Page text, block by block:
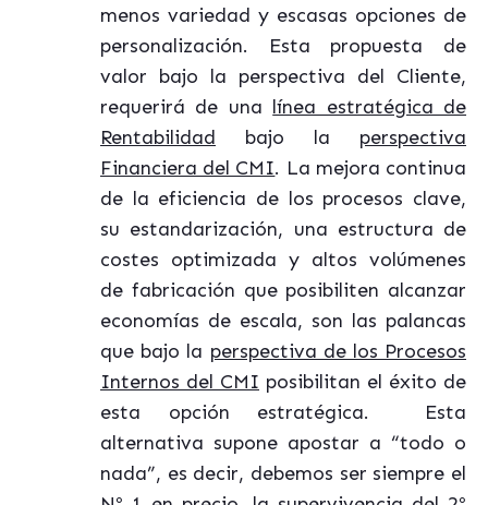
menos variedad y escasas opciones de
personalización. Esta propuesta de
valor bajo la perspectiva del Cliente,
requerirá de una línea estratégica de
Rentabilidad bajo la perspectiva
Financiera del CMI. La mejora continua
de la eficiencia de los procesos clave,
su estandarización, una estructura de
costes optimizada y altos volúmenes
de fabricación que posibiliten alcanzar
economías de escala, son las palancas
que bajo la perspectiva de los Procesos
Internos del CMI posibilitan el éxito de
esta opción estratégica. Esta
alternativa supone apostar a “todo o
nada”, es decir, debemos ser siempre el